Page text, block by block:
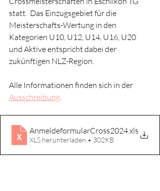
statt.  Das Einzugsgebiet für die
Meisterschafts-Wertung in den
Kategorien U10, U12, U14, U16, U20
und Aktive entspricht dabei der
zukünftigen NLZ-Region.
Alle Informationen finden sich in der
Ausschreibung.
AnmeldeformularCross2024.xls
XLS herunterladen • 302KB